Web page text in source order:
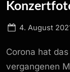
Posted
4. August
Corona hat
vergangenen